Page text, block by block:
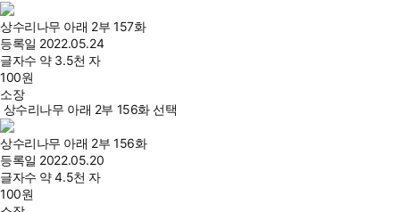
상수리나무 아래 2부 157화
등록일 2022.05.24
글자수 약 3.5천 자
100원
소장
상수리나무 아래 2부 156화 선택
상수리나무 아래 2부 156화
등록일 2022.05.20
글자수 약 4.5천 자
100원